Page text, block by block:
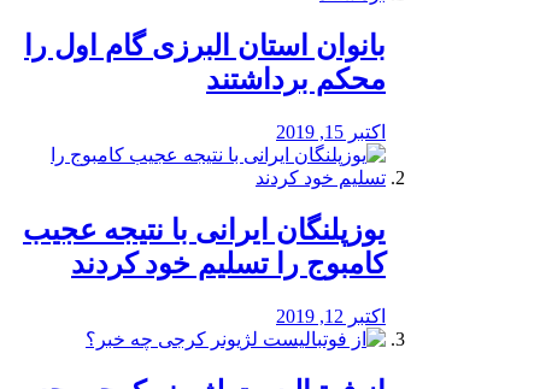
بانوان استان البرزی گام اول را
محكم برداشتند
اکتبر 15, 2019
یوزپلنگان ایرانی با نتیجه عجیب
کامبوج را تسلیم خود کردند
اکتبر 12, 2019